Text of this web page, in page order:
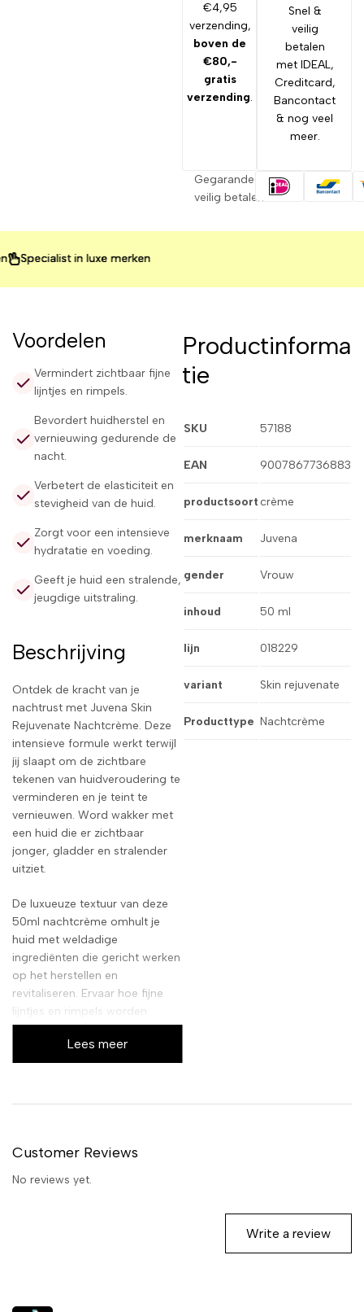
€4,95
verzending,
boven de
€80,-
gratis
verzending.
Snel &
veilig
betalen
met IDEAL,
Creditcard,
Bancontact
& nog veel
meer.
Gegarandeerd
veilig betalen
in luxe merken
in luxe merken
in luxe merken
Voordelen
Vermindert zichtbaar fijne
lijntjes en rimpels.
Bevordert huidherstel en
vernieuwing gedurende de
nacht.
Verbetert de elasticiteit en
stevigheid van de huid.
Zorgt voor een intensieve
hydratatie en voeding.
Geeft je huid een stralende,
jeugdige uitstraling.
Beschrijving
Ontdek de kracht van je
nachtrust met Juvena Skin
Rejuvenate Nachtcrème. Deze
intensieve formule werkt terwijl
jij slaapt om de zichtbare
tekenen van huidveroudering te
verminderen en je teint te
vernieuwen. Word wakker met
een huid die er zichtbaar
jonger, gladder en stralender
uitziet.
De luxueuze textuur van deze
50ml nachtcrème omhult je
huid met weldadige
ingrediënten die gericht werken
op het herstellen en
revitaliseren. Ervaar hoe fijne
lijntjes en rimpels worden
aangepakt, terwijl de elasticiteit
van je huid wordt verbeterd
voor een veerkrachtige
Lees meer
Productinforma
tie
SKU 57188
EAN 9007867736883
productsoort crème
merknaam Juvena
gender Vrouw
inhoud 50 ml
lijn 018229
variant Skin rejuvenate
Producttype Nachtcrème
Customer Reviews
No reviews yet.
Write a review